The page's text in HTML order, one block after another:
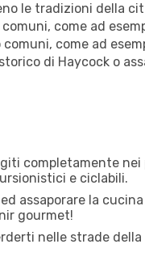
le tradizioni della
come ad
come ad
di Haycock o
completamente
e ciclabili.
assaporare la
gourmet!
nelle strade